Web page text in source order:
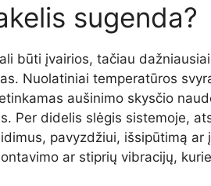
sugenda?
būti įvairios, tačiau
Nuolatiniai temperatūros
aušinimo skysčio
Per didelis slėgis sistemoje,
pavyzdžiui, išsipūtimą
ar stiprių vibracijų,